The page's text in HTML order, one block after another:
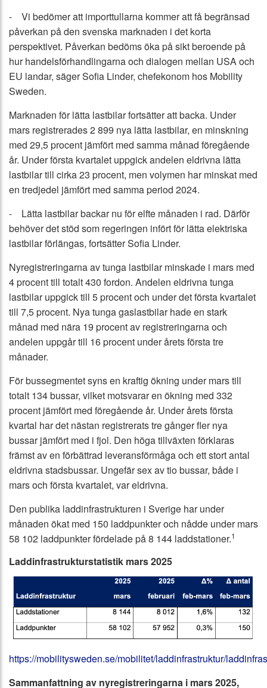
- Vi bedömer att importtullarna kommer att få begränsad
påverkan på den svenska marknaden i det korta
perspektivet. Påverkan bedöms öka på sikt beroende på
hur handelsförhandlingarna och dialogen mellan USA och
EU landar, säger Sofia Linder, chefekonom hos Mobility
Sweden.
Marknaden för lätta lastbilar fortsätter att backa. Under
mars registrerades 2 899 nya lätta lastbilar, en minskning
med 29,5 procent jämfört med samma månad föregående
år. Under första kvartalet uppgick andelen eldrivna lätta
lastbilar till cirka 23 procent, men volymen har minskat med
en tredjedel jämfört med samma period 2024.
- Lätta lastbilar backar nu för elfte månaden i rad. Därför
behöver det stöd som regeringen infört för lätta elektriska
lastbilar förlängas, fortsätter Sofia Linder.
Nyregistreringarna av tunga lastbilar minskade i mars med
4 procent till totalt 430 fordon. Andelen eldrivna tunga
lastbilar uppgick till 5 procent och under det första kvartalet
till 7,5 procent. Nya tunga gaslastbilar hade en stark
månad med nära 19 procent av registreringarna och
andelen uppgår till 16 procent under årets första tre
månader.
För bussegmentet syns en kraftig ökning under mars till
totalt 134 bussar, vilket motsvarar en ökning med 332
procent jämfört med föregående år. Under årets första
kvartal har det nästan registrerats tre gånger fler nya
bussar jämfört med i fjol. Den höga tillväxten förklaras
främst av en förbättrad leveransförmåga och ett stort antal
eldrivna stadsbussar. Ungefär sex av tio bussar, både i
mars och första kvartalet, var eldrivna.
Den publika laddinfrastrukturen i Sverige har under
månaden ökat med 150 laddpunkter och nådde under mars
58 102 laddpunkter fördelade på 8 144 laddstationer.1
Laddinfrastrukturstatistik mars 2025
https://mobilitysweden.se/mobilitet/laddinfrastruktur/
Sammanfattning av nyregistreringarna i mars 2025,